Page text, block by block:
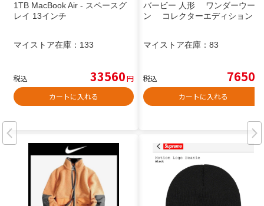
1TB MacBook Air - スペースグ
レイ 13インチ
マイストア在庫： 133
税込 33560円
カートに入れる
バービー 人形 ワンダーウーマ
ン コレクターエディション
マイストア在庫： 83
税込 7650
カートに入れる